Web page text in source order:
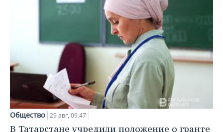
Общество 29 авг, 09:47
В Татарстане учредили положение о гранте